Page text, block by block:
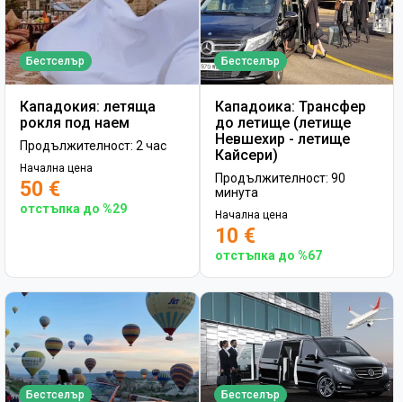
Бестселър
Кападокия: летяща
рокля под наем
Продължителност: 2 час
Начална цена
50 €
отстъпка до %29
Бестселър
Кападоика: Трансфер
до летище (летище
Невшехир - летище
Кайсери)
Продължителност: 90
минута
Начална цена
10 €
отстъпка до %67
Бестселър Бестселър